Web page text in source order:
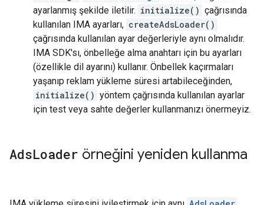
ayarlanmış şekilde iletilir. initialize() çağrısında
kullanılan IMA ayarları, createAdsLoader()
çağrısında kullanılan ayar değerleriyle aynı olmalıdır.
IMA SDK'sı, önbelleğe alma anahtarı için bu ayarları
(özellikle dil ayarını) kullanır. Önbellek kaçırmaları
yaşanıp reklam yükleme süresi artabileceğinden,
initialize() yöntem çağrısında kullanılan ayarlar
için test veya sahte değerler kullanmanızı önermeyiz.
AdsLoader örneğini yeniden kullanma